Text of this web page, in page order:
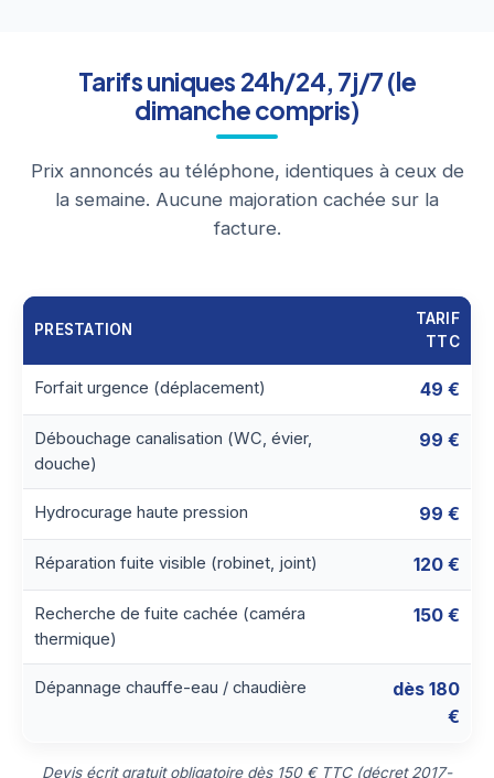
Tarifs uniques 24h/24, 7j/7 (le
dimanche compris)
Prix annoncés au téléphone, identiques à ceux de
la semaine. Aucune majoration cachée sur la
facture.
PRESTATION
TARIF
TTC
Forfait urgence (déplacement) 49 €
Débouchage canalisation (WC, évier,
douche)
99 €
Hydrocurage haute pression 99 €
Réparation fuite visible (robinet, joint) 120 €
Recherche de fuite cachée (caméra
thermique)
150 €
Dépannage chauffe-eau / chaudière
dès 180
€
Devis écrit gratuit obligatoire dès 150 € TTC (décret 2017-